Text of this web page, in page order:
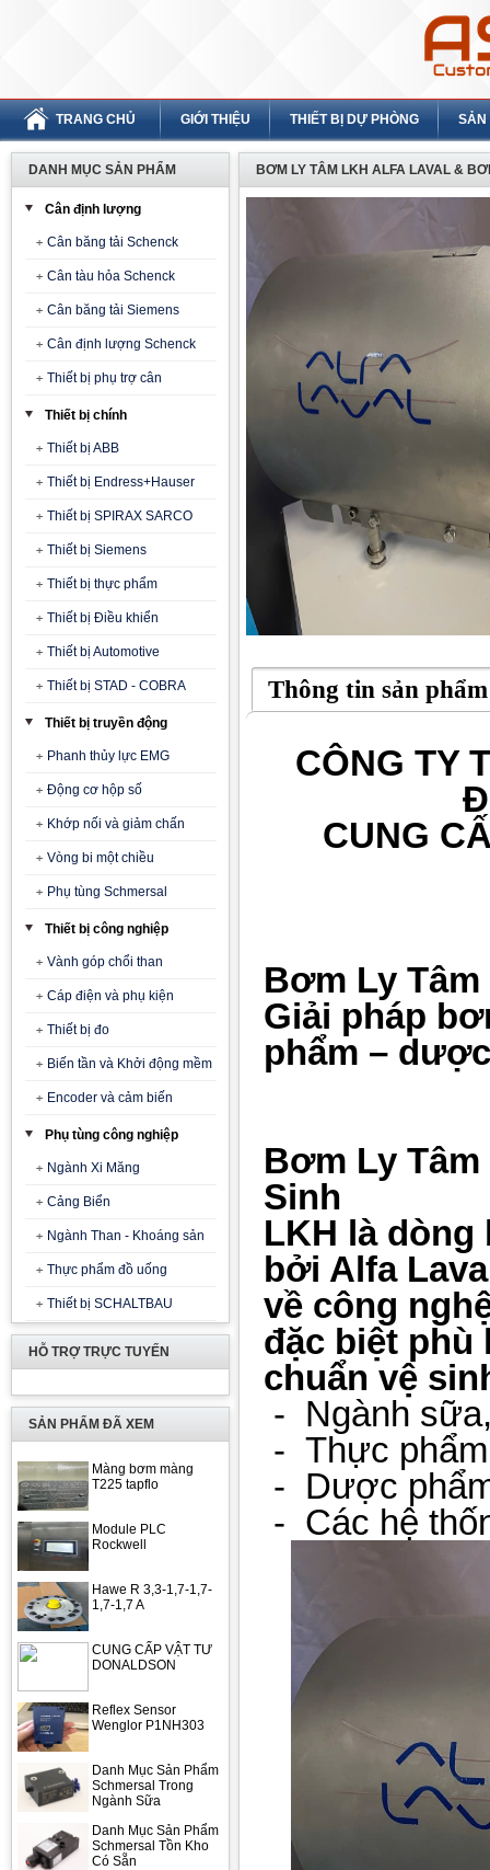
TRANG CHỦ GIỚI THIỆU THIẾT BỊ DỰ PHÒNG SẢN
DANH MỤC SẢN PHẨM
Cân định lượng
Cân băng tải Schenck
Cân tàu hỏa Schenck
Cân băng tải Siemens
Cân định lượng Schenck
Thiết bị phụ trợ cân
Thiết bị chính
Thiết bị ABB
Thiết bị Endress+Hauser
Thiết bị SPIRAX SARCO
Thiết bị Siemens
Thiết bị thực phẩm
Thiết bị Điều khiển
Thiết bị Automotive
Thiết bị STAD - COBRA
Thiết bị truyền động
Phanh thủy lực EMG
Động cơ hộp số
Khớp nối và giảm chấn
Vòng bi một chiều
Phụ tùng Schmersal
Thiết bị công nghiệp
Vành góp chổi than
Cáp điện và phụ kiện
Thiết bị đo
Biến tần và Khởi động mềm
Encoder và cảm biến
Phụ tùng công nghiệp
Ngành Xi Măng
Cảng Biển
Ngành Than - Khoáng sản
Thực phẩm đồ uống
Thiết bị SCHALTBAU
HỖ TRỢ TRỰC TUYẾN
SẢN PHẨM ĐÃ XEM
Màng bơm màng
T225 tapflo
Module PLC
Rockwell
Hawe R 3,3-1,7-1,7-
1,7-1,7 A
CUNG CẤP VẬT TƯ
DONALDSON
Reflex Sensor
Wenglor P1NH303
Danh Mục Sản Phẩm
Schmersal Trong
Ngành Sữa
Danh Mục Sản Phẩm
Schmersal Tồn Kho
Có Sẵn
BƠM LY TÂM LKH ALFA LAVAL &
Thông tin sản phẩm
CÔNG TY
CUNG
Bơm Ly
Giải pháp
phẩm –
Bơm Ly Tâm
Sinh
LKH là
bởi Alfa
về công
đặc biệt
chuẩn vệ
- Ngành
- Thực
- Dược
- Các hệ